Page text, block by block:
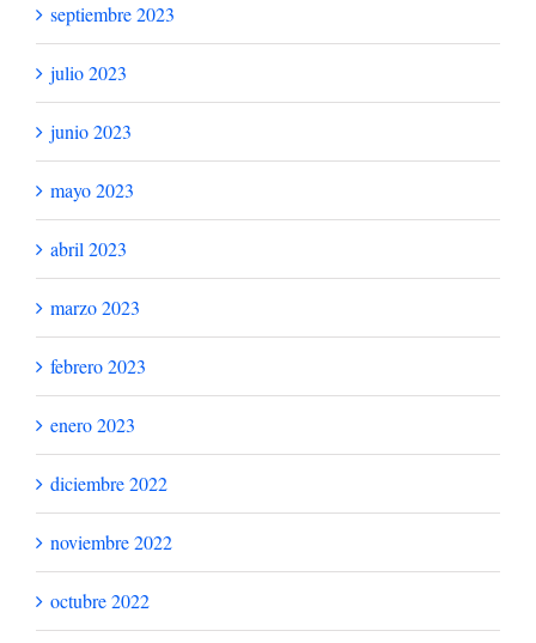
septiembre 2023
julio 2023
junio 2023
mayo 2023
abril 2023
marzo 2023
febrero 2023
enero 2023
diciembre 2022
noviembre 2022
octubre 2022